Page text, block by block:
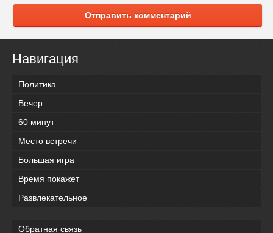
Отправить комментарий
Навигация
Политика
Вечер
60 минут
Место встречи
Большая игра
Время покажет
Развлекательное
Обратная связь